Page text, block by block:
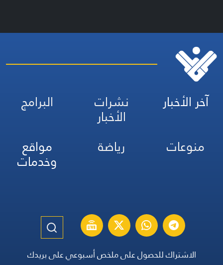
آخر الأخبار نشرات
الأخبار
البرامج
منوعات
رياضة مواقع
وخدمات
الاشتراك للحصول على ملخص أسبوعي على بريدك